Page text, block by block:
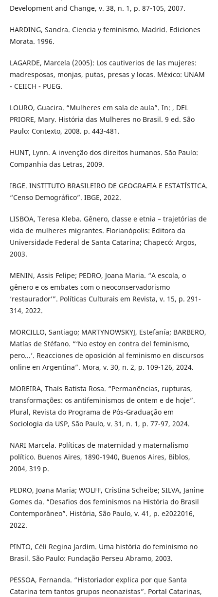
Development and Change, v. 38, n. 1, p. 87-105, 2007.
HARDING, Sandra. Ciencia y feminismo. Madrid. Ediciones
Morata. 1996.
LAGARDE, Marcela (2005): Los cautiverios de las mujeres:
madresposas, monjas, putas, presas y locas. México: UNAM
- CEIICH - PUEG.
LOURO, Guacira. “Mulheres em sala de aula”. In: , DEL
PRIORE, Mary. História das Mulheres no Brasil. 9 ed. São
Paulo: Contexto, 2008. p. 443-481.
HUNT, Lynn. A invenção dos direitos humanos. São Paulo:
Companhia das Letras, 2009.
IBGE. INSTITUTO BRASILEIRO DE GEOGRAFIA E ESTATÍSTICA.
“Censo Demográfico”. IBGE, 2022.
LISBOA, Teresa Kleba. Gênero, classe e etnia – trajetórias de
vida de mulheres migrantes. Florianópolis: Editora da
Universidade Federal de Santa Catarina; Chapecó: Argos,
2003.
MENIN, Assis Felipe; PEDRO, Joana Maria. “A escola, o
gênero e os embates com o neoconservadorismo
‘restaurador’”. Políticas Culturais em Revista, v. 15, p. 291-
314, 2022.
MORCILLO, Santiago; MARTYNOWSKYJ, Estefanía; BARBERO,
Matías de Stéfano. “‘No estoy en contra del feminismo,
pero...’. Reacciones de oposición al feminismo en discursos
online en Argentina”. Mora, v. 30, n. 2, p. 109-126, 2024.
MOREIRA, Thaís Batista Rosa. “Permanências, rupturas,
transformações: os antifeminismos de ontem e de hoje”.
Plural, Revista do Programa de Pós-Graduação em
Sociologia da USP, São Paulo, v. 31, n. 1, p. 77-97, 2024.
NARI Marcela. Políticas de maternidad y maternalismo
político. Buenos Aires, 1890-1940, Buenos Aires, Biblos,
2004, 319 p.
PEDRO, Joana Maria; WOLFF, Cristina Scheibe; SILVA, Janine
Gomes da. “Desafios dos feminismos na História do Brasil
Contemporâneo”. História, São Paulo, v. 41, p. e2022016,
2022.
PINTO, Céli Regina Jardim. Uma história do feminismo no
Brasil. São Paulo: Fundação Perseu Abramo, 2003.
PESSOA, Fernanda. “Historiador explica por que Santa
Catarina tem tantos grupos neonazistas”. Portal Catarinas,